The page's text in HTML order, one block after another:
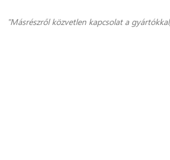
"Másrészről közvetlen kapcsolat a